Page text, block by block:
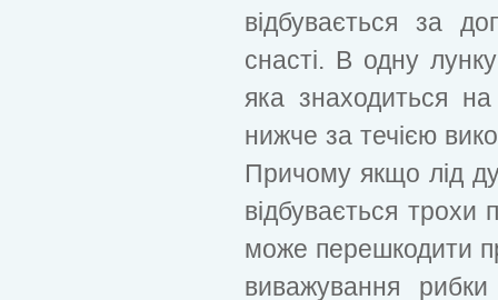
відбувається за
снасті. В одну
яка знаходиться
нижче за течією
Причому якщо лід
відбувається трохи
може перешкодити
виважування